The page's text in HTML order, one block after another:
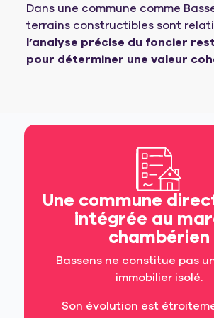
Dans une commune comme
terrains constructibles sont
l’analyse précise du foncier
pour déterminer une valeur
Une commune
intégrée au
chambérien
Bassens ne constitue pas
immobilier isolé.
Son évolution est